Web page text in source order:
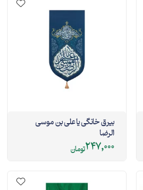
بیرق خانگی یا علی بن موسی
الرضا
247,000تومان